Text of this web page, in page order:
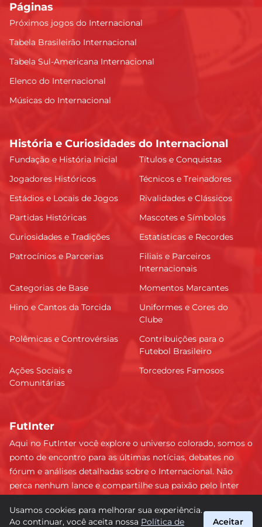
Páginas
Próximos jogos do Internacional
Tabela Brasileirão Internacional
Tabela Sul-Americana Internacional
Elenco do Internacional
Músicas do Internacional
História e Curiosidades do Internacional
Fundação e História Inicial
Títulos e Conquistas
Jogadores Históricos
Técnicos e Treinadores
Estádios e Locais de Jogos
Rivalidades e Clássicos
Partidas Históricas
Mascotes e Símbolos
Curiosidades e Tradições
Estatísticas e Recordes
Patrocínios e Parcerias
Filiais e Parceiros
Internacionais
Categorias de Base
Momentos Marcantes
Hino e Cantos da Torcida
Uniformes e Cores do
Clube
Polêmicas e Controvérsias
Contribuições para o
Futebol Brasileiro
Ações Sociais e
Comunitárias
Torcedores Famosos
FutInter
Aqui no FutInter você explore o universo colorado, somos o
ponto de encontro para as últimas notícias, debates no
fórum e análises detalhadas sobre o Internacional. Não
perca nenhum lance e compartilhe sua paixão pelo Inter
parte dessa jornada emocionante rumo às vitórias!
Usamos cookies para melhorar sua experiência.
Ao continuar, você aceita nossa Política de Aceitar